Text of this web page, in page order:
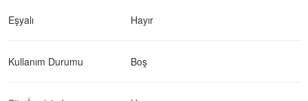
Eşyalı Hayır
Kullanım Durumu Boş